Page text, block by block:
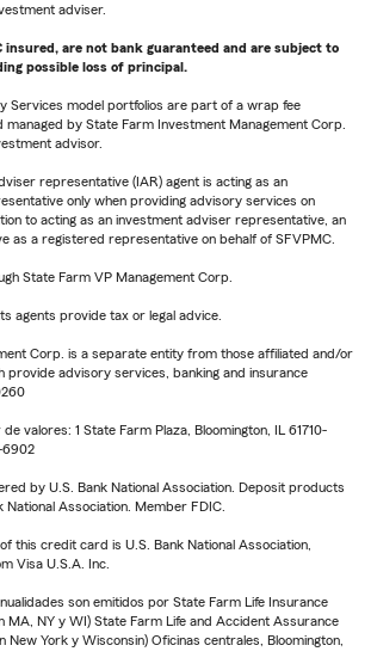
adviser.
insured, are not bank guaranteed and are subject to
possible loss of principal.
Services model portfolios are part of a wrap fee
by State Farm Investment Management Corp.
advisor.
representative (IAR) agent is acting as an
only when providing advisory services on
to acting as an investment adviser representative, an
as a registered representative on behalf of SFVPMC.
State Farm VP Management Corp.
agents provide tax or legal advice.
Corp. is a separate entity from those affiliated and/or
provide advisory services, banking and insurance
valores: 1 State Farm Plaza, Bloomington, IL 61710-
6902
by U.S. Bank National Association. Deposit products
Association. Member FDIC.
this credit card is U.S. Bank National Association,
Visa U.S.A. Inc.
son emitidos por State Farm Life Insurance
MA, NY y WI) State Farm Life and Accident Assurance
New York y Wisconsin) Oficinas centrales, Bloomington,